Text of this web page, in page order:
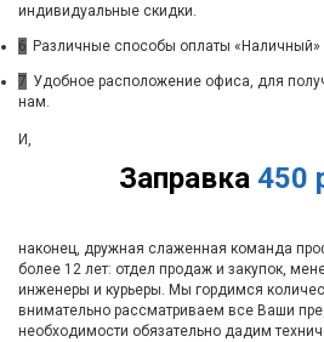
индивидуальные скидки.
6 Различные способы оплаты «Наличный»
7 Удобное расположение офиса, для
нам.
Заправка 450
И,
наконец, дружная слаженная команда
более 12 лет: отдел продаж и закупок,
инженеры и курьеры. Мы гордимся
внимательно рассматриваем все Ваши
необходимости обязательно дадим